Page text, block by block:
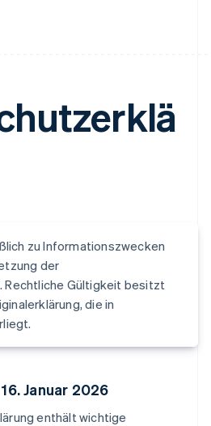
zu Informationszwecken
der
Rechtliche Gültigkeit besitzt
die in
Januar 2026
enthält wichtige